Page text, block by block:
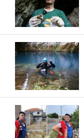
0
0